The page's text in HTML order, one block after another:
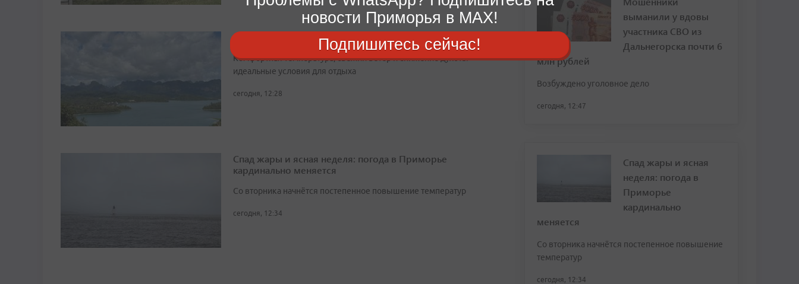
Солнечные выходные ожидают приморцев
Комфортная температура, свежий ветер и снижение духоты —
идеальные условия для отдыха
сегодня, 12:28
Спад жары и ясная неделя: погода в Приморье
кардинально меняется
Со вторника начнётся постепенное повышение температур
сегодня, 12:34
выманили у вдовы
участника СВО из
Дальнегорска почти 6
млн рублей
Возбуждено уголовное дело
сегодня, 12:47
Спад жары и ясная
неделя: погода в
Приморье
кардинально
меняется
Со вторника начнётся постепенное повышение
температур
сегодня, 12:34
новости Приморья в MAX!
Подпишитесь сейчас!